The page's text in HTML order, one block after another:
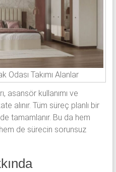
Odası Takımı Alanlar
asansör kullanımı ve
alınır. Tüm süreç planlı bir
tamamlanır. Bu da hem
de sürecin sorunsuz